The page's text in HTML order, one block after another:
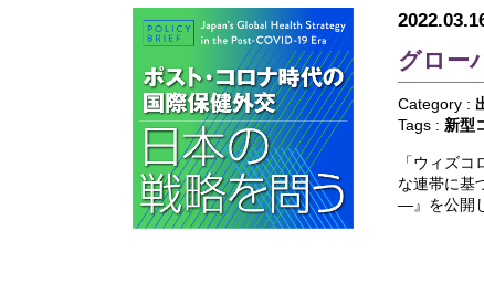
グロー
Category :
Tags : 新型
「ウィズ
な連帯に基
―』を公開